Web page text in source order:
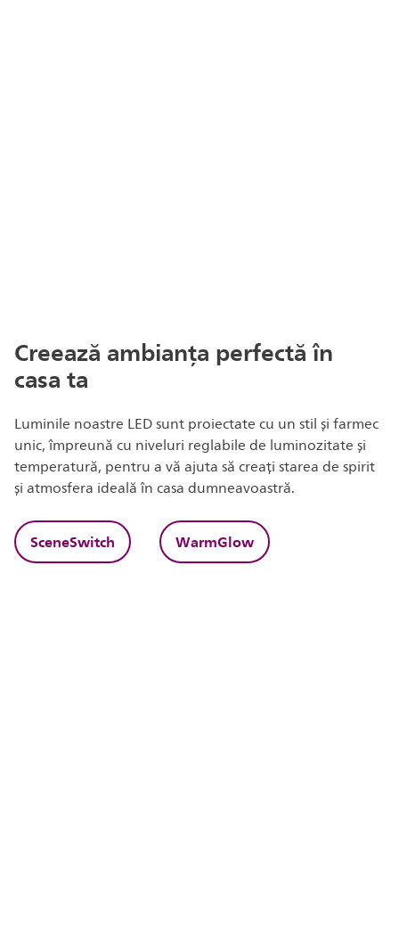
Creează ambianța perfectă în
casa ta
Luminile noastre LED sunt proiectate cu un stil și farmec
unic, împreună cu niveluri reglabile de luminozitate și
temperatură, pentru a vă ajuta să creați starea de spirit
și atmosfera ideală în casa dumneavoastră.
SceneSwitch WarmGlow